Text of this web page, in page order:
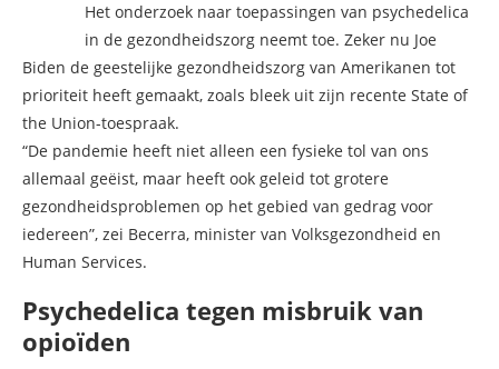
Het onderzoek naar toepassingen van psychedelica
in de gezondheidszorg neemt toe. Zeker nu Joe
Biden de geestelijke gezondheidszorg van Amerikanen tot
prioriteit heeft gemaakt, zoals bleek uit zijn recente State of
the Union-toespraak.
“De pandemie heeft niet alleen een fysieke tol van ons
allemaal geëist, maar heeft ook geleid tot grotere
gezondheidsproblemen op het gebied van gedrag voor
iedereen”, zei Becerra, minister van Volksgezondheid en
Human Services.
Psychedelica tegen misbruik van
opioïden